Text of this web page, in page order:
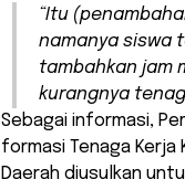
“Itu
namanya siswa
tambahkan jam
kurangnya
Sebagai informasi,
formasi Tenaga Kerja
Daerah diusulkan